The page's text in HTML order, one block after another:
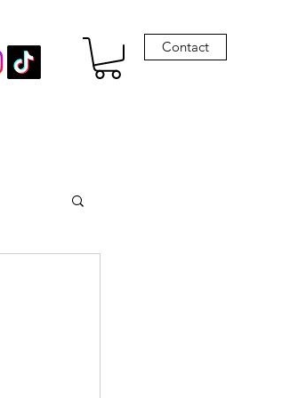
Contact